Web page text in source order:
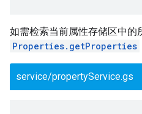
如需检索当前属性存储区中的
Properties.getProperties
service/propertyService.gs